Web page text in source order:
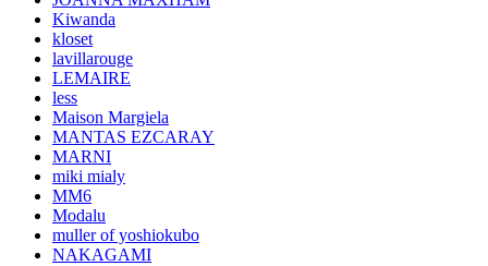
Kiwanda
kloset
lavillarouge
LEMAIRE
less
Maison Margiela
MANTAS EZCARAY
MARNI
miki mialy
MM6
Modalu
muller of yoshiokubo
NAKAGAMI